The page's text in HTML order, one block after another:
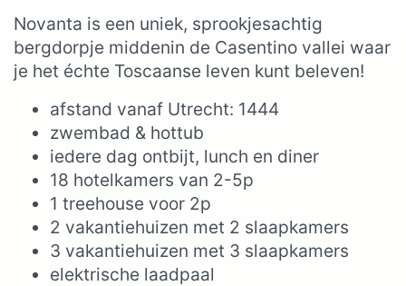
Novanta is een uniek, sprookjesachtig
bergdorpje middenin de Casentino vallei waar
je het échte Toscaanse leven kunt beleven!
afstand vanaf Utrecht: 1444
zwembad & hottub
iedere dag ontbijt, lunch en diner
18 hotelkamers van 2-5p
1 treehouse voor 2p
2 vakantiehuizen met 2 slaapkamers
3 vakantiehuizen met 3 slaapkamers
elektrische laadpaal